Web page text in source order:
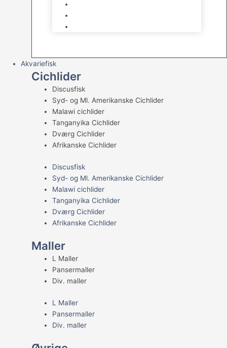
Akvariefisk
Cichlider
Discusfisk
Syd- og Ml. Amerikanske Cichlider
Malawi cichlider
Tanganyika Cichlider
Dværg Cichlider
Afrikanske Cichlider
Discusfisk
Syd- og Ml. Amerikanske Cichlider
Malawi cichlider
Tanganyika Cichlider
Dværg Cichlider
Afrikanske Cichlider
Maller
L Maller
Pansermaller
Div. maller
L Maller
Pansermaller
Div. maller